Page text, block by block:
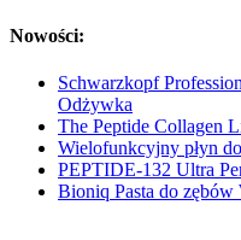
Nowości:
Schwarzkopf
Odżywka
The Peptide Collagen
Wielofunkcyjny płyn
PEPTIDE-132 Ultra
Bioniq Pasta do